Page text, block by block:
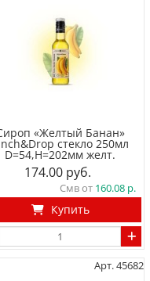
«Желтый Банан»
стекло 250мл
D=54,H=202мм желт.
174.00
Смв от 160.08
Купить
Арт. 45682